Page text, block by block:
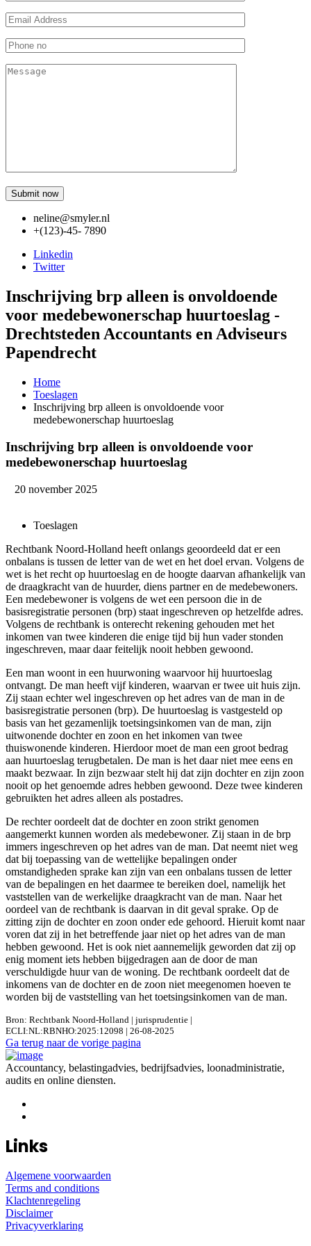
neline@smyler.nl
+(123)-45- 7890
Linkedin
Twitter
Inschrijving brp alleen is onvoldoende
voor medebewonerschap huurtoeslag -
Drechtsteden Accountants en Adviseurs
Papendrecht
Home
Toeslagen
Inschrijving brp alleen is onvoldoende voor
medebewonerschap huurtoeslag
Inschrijving brp alleen is onvoldoende voor
medebewonerschap huurtoeslag
20 november 2025
Toeslagen
Rechtbank Noord-Holland heeft onlangs geoordeeld dat er een
onbalans is tussen de letter van de wet en het doel ervan. Volgens de
wet is het recht op huurtoeslag en de hoogte daarvan afhankelijk van
de draagkracht van de huurder, diens partner en de medebewoners.
Een medebewoner is volgens de wet een persoon die in de
basisregistratie personen (brp) staat ingeschreven op hetzelfde adres.
Volgens de rechtbank is onterecht rekening gehouden met het
inkomen van twee kinderen die enige tijd bij hun vader stonden
ingeschreven, maar daar feitelijk nooit hebben gewoond.
Een man woont in een huurwoning waarvoor hij huurtoeslag
ontvangt. De man heeft vijf kinderen, waarvan er twee uit huis zijn.
Zij staan echter wel ingeschreven op het adres van de man in de
basisregistratie personen (brp). De huurtoeslag is vastgesteld op
basis van het gezamenlijk toetsingsinkomen van de man, zijn
uitwonende dochter en zoon en het inkomen van twee
thuiswonende kinderen. Hierdoor moet de man een groot bedrag
aan huurtoeslag terugbetalen. De man is het daar niet mee eens en
maakt bezwaar. In zijn bezwaar stelt hij dat zijn dochter en zijn zoon
nooit op het genoemde adres hebben gewoond. Deze twee kinderen
gebruikten het adres alleen als postadres.
De rechter oordeelt dat de dochter en zoon strikt genomen
aangemerkt kunnen worden als medebewoner. Zij staan in de brp
immers ingeschreven op het adres van de man. Dat neemt niet weg
dat bij toepassing van de wettelijke bepalingen onder
omstandigheden sprake kan zijn van een onbalans tussen de letter
van de bepalingen en het daarmee te bereiken doel, namelijk het
vaststellen van de werkelijke draagkracht van de man. Naar het
oordeel van de rechtbank is daarvan in dit geval sprake. Op de
zitting zijn de dochter en zoon onder ede gehoord. Hieruit komt naar
voren dat zij in het betreffende jaar niet op het adres van de man
hebben gewoond. Het is ook niet aannemelijk geworden dat zij op
enig moment iets hebben bijgedragen aan de door de man
verschuldigde huur van de woning. De rechtbank oordeelt dat de
inkomens van de dochter en de zoon niet meegenomen hoeven te
worden bij de vaststelling van het toetsingsinkomen van de man.
Bron: Rechtbank Noord-Holland | jurisprudentie |
ECLI:NL:RBNHO:2025:12098 | 26-08-2025
Ga terug naar de vorige pagina
Accountancy, belastingadvies, bedrijfsadvies, loonadministratie,
audits en online diensten.
Links
Algemene voorwaarden
Terms and conditions
Klachtenregeling
Disclaimer
Privacyverklaring